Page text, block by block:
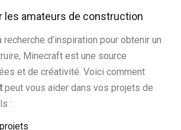
les amateurs de construction
d’inspiration pour obtenir un
Minecraft est une source
et de créativité. Voici comment
peut vous aider dans vos projets de
: